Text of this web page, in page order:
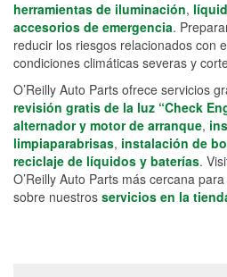
herramientas de iluminación,
accesorios de emergencia.
reducir los riesgos relacionados con
condiciones climáticas severas y
O’Reilly Auto Parts ofrece servicios
revisión gratis de la luz “Check
alternador y motor de arranque,
limpiaparabrisas, instalación de
reciclaje de líquidos y baterías.
O’Reilly Auto Parts más cercana
sobre nuestros servicios en la